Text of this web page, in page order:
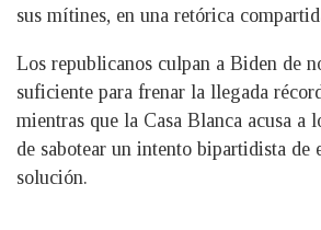
sus mítines, en una retórica
Los republicanos culpan a Biden de
suficiente para frenar la llegada
mientras que la Casa Blanca acusa a
de sabotear un intento bipartidista de
solución.